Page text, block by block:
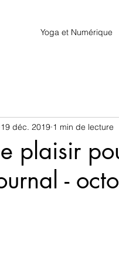
Yoga et Numérique
plaisir
-
19 déc. 2019 1 min de lecture